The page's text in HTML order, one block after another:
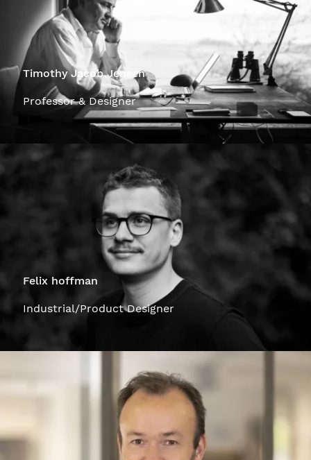
Timothy Jacob Jensen
Professor & Designer
Felix hoffman
Industrial/Product Designer